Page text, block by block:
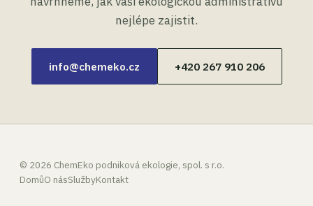
nejlépe zajistit.
info@chemeko.cz +420 267 910 206
© 2026 ChemEko podniková ekologie, spol. s r.o.
DomůO násSlužbyKontakt